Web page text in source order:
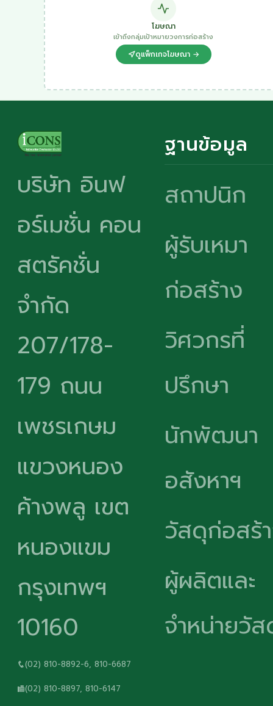
โฆษณา
เข้าถึงกลุ่มเป้าหมายวงการก่อสร้าง
ดูแพ็กเกจโฆษณา →
บริษัท อินฟ
อร์เมชั่น คอน
สตรัคชั่น
จำกัด
207/178-
179 ถนน
เพชรเกษม
แขวงหนอง
ค้างพลู เขต
หนองแขม
กรุงเทพฯ
10160
(02) 810-8892-6, 810-6687
(02) 810-8897, 810-6147
ฐานข้อมูล
สถาปนิก
ผู้รับเหมา
ก่อสร้าง
วิศวกรที่
ปรึกษา
นักพัฒนา
อสังหาฯ
วัสดุก่อสร้
ผู้ผลิตและ
จำหน่ายวั